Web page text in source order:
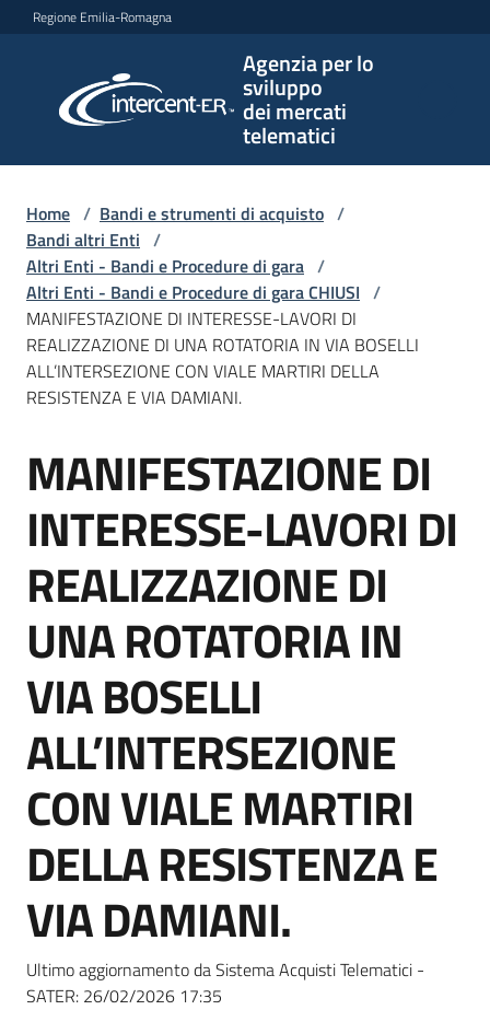
Vai al contenuto
Vai alla navigazione
Vai al footer
Regione Emilia-Romagna
Agenzia per lo
sviluppo
dei mercati
telematici
per lo
sviluppo
telematici
L'Agenzia
Bandi
strumenti
di
Supporto
Piattaforme
telematiche
English
site
Seguici
Home / Bandi e strumenti di acquisto /
Bandi altri Enti /
Altri Enti - Bandi e Procedure di gara /
Altri Enti - Bandi e Procedure di gara CHIUSI /
MANIFESTAZIONE DI INTERESSE-LAVORI DI
REALIZZAZIONE DI UNA ROTATORIA IN VIA BOSELLI
ALL’INTERSEZIONE CON VIALE MARTIRI DELLA
RESISTENZA E VIA DAMIANI.
Salta al contenuto
MANIFESTAZIONE DI
INTERESSE-LAVORI DI
REALIZZAZIONE DI
UNA ROTATORIA IN
VIA BOSELLI
ALL’INTERSEZIONE
CON VIALE MARTIRI
DELLA RESISTENZA E
VIA DAMIANI.
Ultimo aggiornamento da Sistema Acquisti Telematici -
SATER: 26/02/2026 17:35